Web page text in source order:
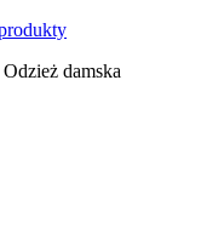
Odzież damska